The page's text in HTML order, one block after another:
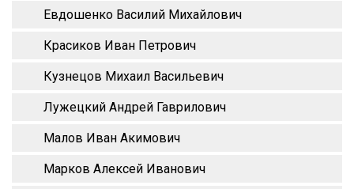
Евдошенко Василий Михайлович
Красиков Иван Петрович
Кузнецов Михаил Васильевич
Лужецкий Андрей Гаврилович
Малов Иван Акимович
Марков Алексей Иванович